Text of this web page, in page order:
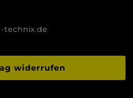
technix.de
widerrufen